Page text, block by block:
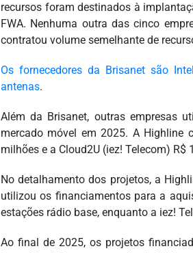
recursos foram destinados à
FWA. Nenhuma outra das cinco
contratou volume semelhante de
Os fornecedores da Brisanet são
antenas.
Além da Brisanet, outras empresas
mercado móvel em 2025. A Highline
milhões e a Cloud2U (iez! Telecom) R$
No detalhamento dos projetos, a
utilizou os financiamentos para a
estações rádio base, enquanto a iez!
Ao final de 2025, os projetos